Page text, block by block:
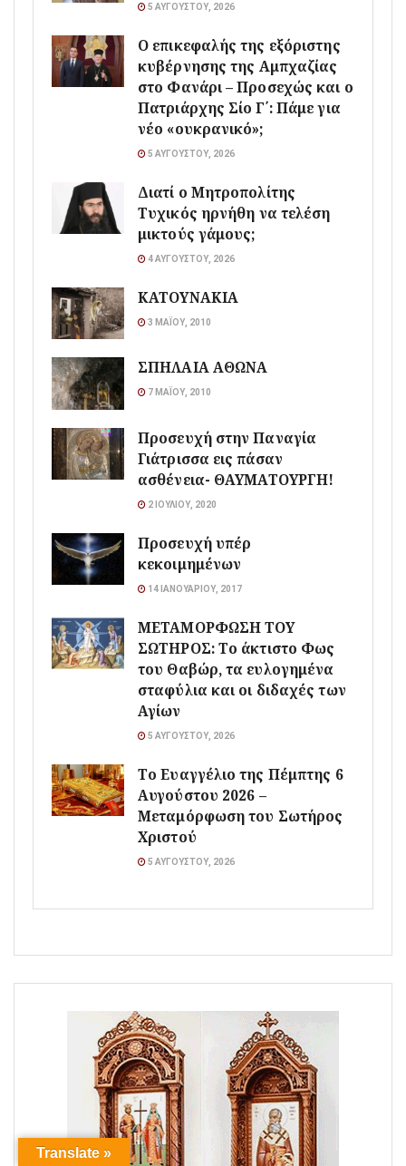
5 ΑΥΓΟΎΣΤΟΥ, 2026
Ο επικεφαλής της εξόριστης
κυβέρνησης της Αμπχαζίας
στο Φανάρι – Προσεχώς και ο
Πατριάρχης Σίο Γ΄: Πάμε για
νέο «ουκρανικό»;
5 ΑΥΓΟΎΣΤΟΥ, 2026
Διατί ο Μητροπολίτης
Τυχικός ηρνήθη να τελέση
μικτούς γάμους;
4 ΑΥΓΟΎΣΤΟΥ, 2026
ΚΑΤΟΥΝΑΚΙΑ
3 ΜΑΪ́ΟΥ, 2010
ΣΠΗΛΑΙΑ ΑΘΩΝΑ
7 ΜΑΪ́ΟΥ, 2010
Προσευχή στην Παναγία
Γιάτρισσα εις πάσαν
ασθένεια- ΘΑΥΜΑΤΟΥΡΓΗ!
2 ΙΟΥΛΊΟΥ, 2020
Προσευχή υπέρ
κεκοιμημένων
14 ΙΑΝΟΥΑΡΊΟΥ, 2017
ΜΕΤΑΜΟΡΦΩΣΗ ΤΟΥ
ΣΩΤΗΡΟΣ: Το άκτιστο Φως
του Θαβώρ, τα ευλογημένα
σταφύλια και οι διδαχές των
Αγίων
5 ΑΥΓΟΎΣΤΟΥ, 2026
Το Ευαγγέλιο της Πέμπτης 6
Αυγούστου 2026 –
Μεταμόρφωση του Σωτήρος
Χριστού
5 ΑΥΓΟΎΣΤΟΥ, 2026
Translate »